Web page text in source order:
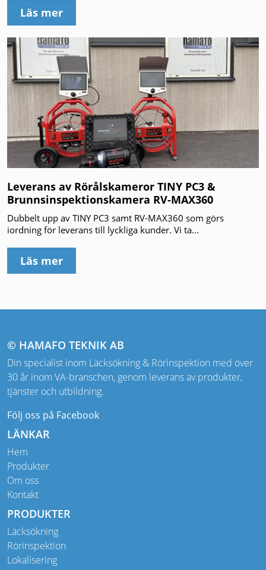
Läs mer
Leverans av Rörålskameror TINY PC3 &
Brunnsinspektionskamera RV-MAX360
Dubbelt upp av TINY PC3 samt RV-MAX360 som görs
iordning för leverans till lyckliga kunder. Vi ta...
Läs mer
© HAMAFO TEKNIK AB
Din specialist inom Läcksökning & Rörinspektion med över
30 år inom VA-branschen, genom leverans av produkter,
tjänster och utbildning.
Följ oss på Facebook
LÄNKAR
Hem
Produkter
Om oss
Kontakt
PRODUKTER
Läcksökning
Rörinspektion
Lokalisering